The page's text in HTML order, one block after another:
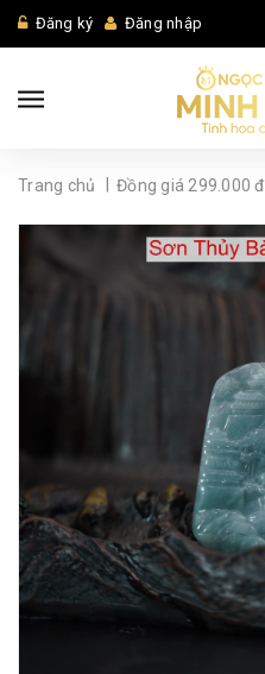
Đăng ký Đăng nhập
Trang chủ Đồng giá 299.000 đ